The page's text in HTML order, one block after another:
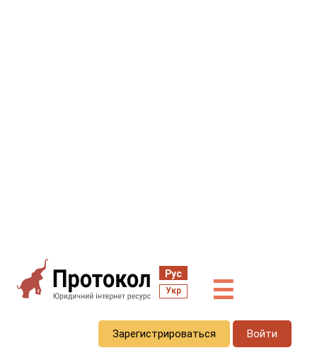
Рус
Укр ☰
Зарегистрироваться Войти